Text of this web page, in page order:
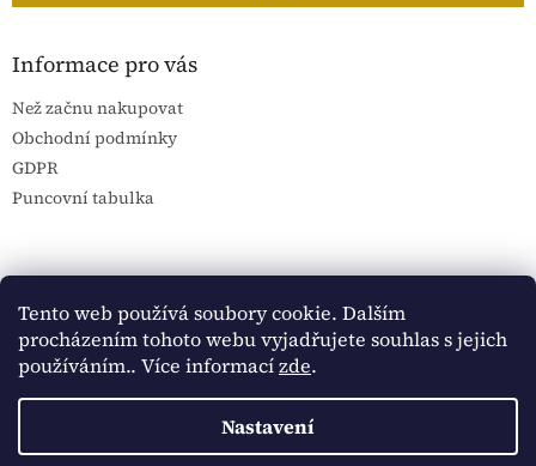
Tento web používá soubory cookie. Dalším
procházením tohoto webu vyjadřujete souhlas s jejich
používáním.. Více informacízde.
Nastavení
Informace pro vás
Než začnu nakupovat
Obchodní podmínky
GDPR
Puncovní tabulka